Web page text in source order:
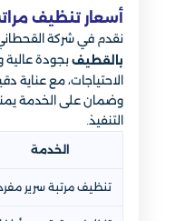
أسعار تنظيف
نقدم في شركة
بالقطيفبجودة عالية
الاحتياجات، مع عناية
وضمان على الخدمة
التنفيذ.
الخدمة
تنظيف مرتبة سرير